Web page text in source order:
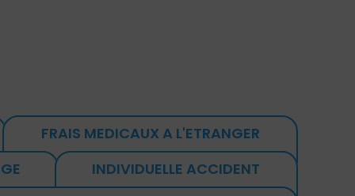
FRAIS MEDICAUX A L'ETRANGER
INDIVIDUELLE ACCIDENT